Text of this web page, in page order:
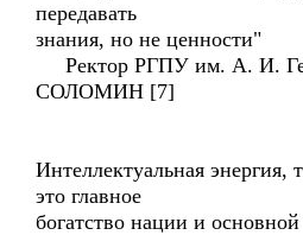
передавать
знания, но не ценности"
Ректор РГПУ им. А. И.
СОЛОМИН [7]
Интеллектуальная энергия,
это главное
богатство нации и основной